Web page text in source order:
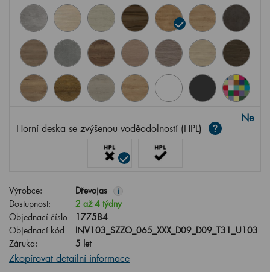
Horní deska se zvýšenou voděodolností (HPL)
Ne
Výrobce: Dřevojas i
Dostupnost:
2 až 4 týdny
Objednací číslo
177584
Objednací kód
INV103_SZZO_065_XXX_D09_D09_T31_U103
Záruka:
5 let
Zkopírovat detailní informace